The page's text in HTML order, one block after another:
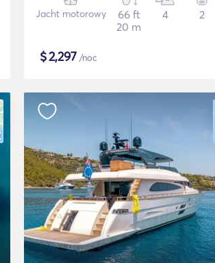
Jacht motorowy
66 ft
20 m
4 2
$2,297 /noc